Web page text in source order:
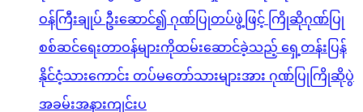
ဝန်ကြီးချုပ် ဦးဆောင်၍ ဂုဏ်ပြုတပ်ဖွဲ့ဖြင့် ကြိုဆိုဂုဏ်ပြု
စစ်ဆင်ရေးတာဝန်များကိုထမ်းဆောင်ခဲ့သည့် ရှေ့တန်းပြန်
နိုင်ငံ့သားကောင်း တပ်မတော်သားများအား ဂုဏ်ပြုကြိုဆိုပွဲ
အခမ်းအနားကျင်းပ